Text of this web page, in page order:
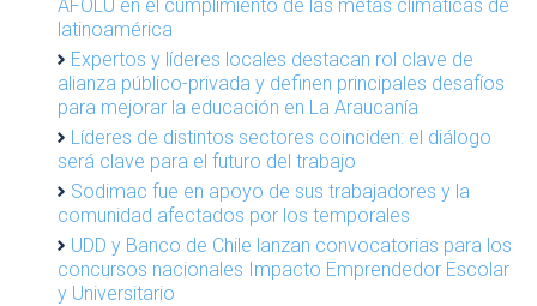
AFOLU en el cumplimiento de las metas climáticas de
latinoamérica
Expertos y líderes locales destacan rol clave de
alianza público-privada y definen principales desafíos
para mejorar la educación en La Araucanía
Líderes de distintos sectores coinciden: el diálogo
será clave para el futuro del trabajo
Sodimac fue en apoyo de sus trabajadores y la
comunidad afectados por los temporales
UDD y Banco de Chile lanzan convocatorias para los
concursos nacionales Impacto Emprendedor Escolar
y Universitario